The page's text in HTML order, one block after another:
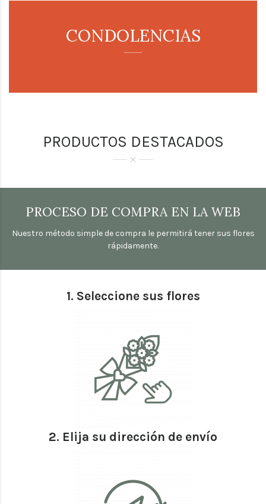
CONDOLENCIAS
PRODUCTOS DESTACADOS
PROCESO DE COMPRA EN LA WEB
Nuestro método simple de compra le permitirá tener sus flores
rápidamente.
1. Seleccione sus flores
2. Elija su dirección de envío